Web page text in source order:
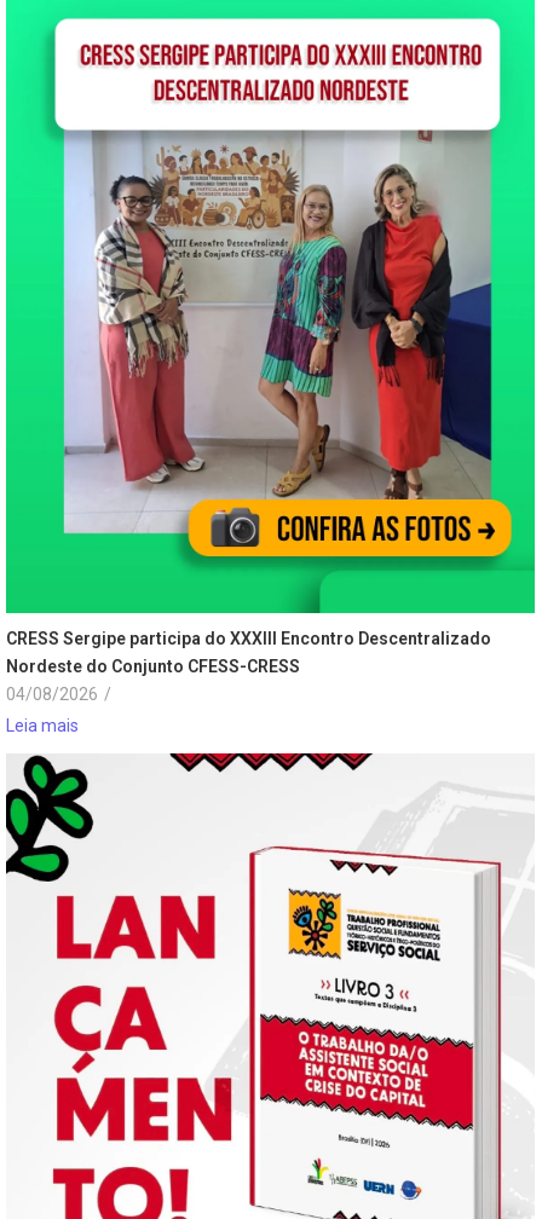
CRESS Sergipe participa do XXXIII Encontro Descentralizado
Nordeste do Conjunto CFESS-CRESS
04/08/2026 /
Leia mais